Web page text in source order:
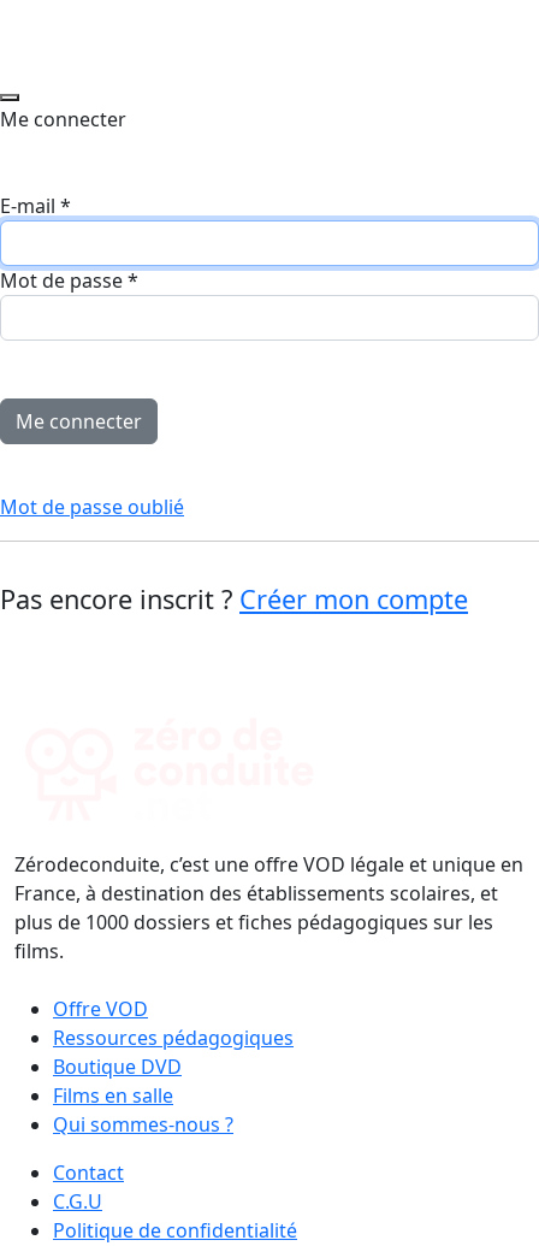
Me connecter
E-mail *
Mot de passe*
Mot de passe oublié
Pas encore inscrit ? Créer mon compte
Zérodeconduite, c’est une offre VOD légale et unique en
France, à destination des établissements scolaires, et
plus de 1000 dossiers et fiches pédagogiques sur les
films.
Offre VOD
Ressources pédagogiques
Boutique DVD
Films en salle
Qui sommes-nous ?
Contact
C.G.U
Politique de confidentialité